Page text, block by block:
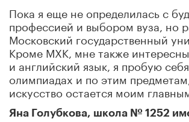
Пока я еще не определилась с
профессией и выбором вуза, но
Московский государственный
Кроме МХК, мне также
и английский язык, я пробую
олимпиадах и по этим
искусство остается моим
Яна Голубкова, школа № 1252